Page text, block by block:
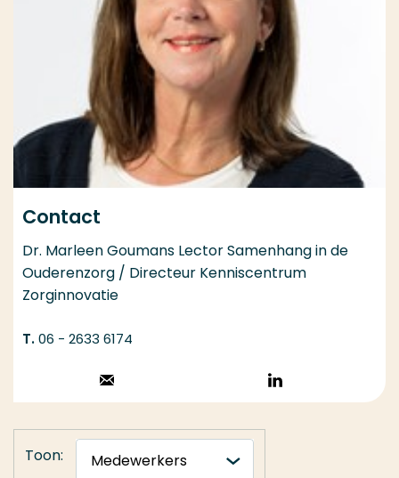
Contact
Dr. Marleen Goumans Lector Samenhang in de
Ouderenzorg / Directeur Kenniscentrum
Zorginnovatie
06 - 2633 6174
Stuur een email
Volg op
LinkedIn
Toon: